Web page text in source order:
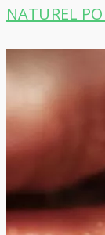
NATUREL